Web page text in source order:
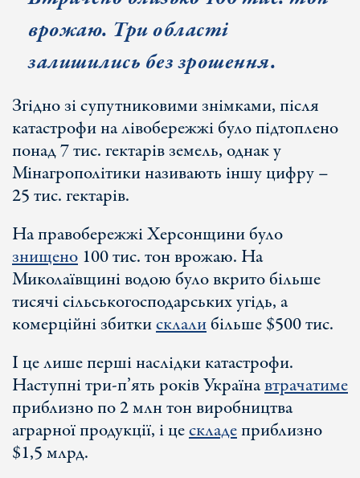
врожаю. Три області
залишились без зрошення.
Згідно зі супутниковими знімками, після
катастрофи на лівобережжі було підтоплено
понад 7 тис. гектарів земель, однак у
Мінагрополітики називають іншу цифру –
25 тис. гектарів.
На правобережжі Херсонщини було
знищено 100 тис. тон врожаю. На
Миколаївщині водою було вкрито більше
тисячі сільськогосподарських угідь, а
комерційні збиткисклалибільше $500 тис.
І це лише перші наслідки катастрофи.
Наступні три-п’ять років Українавтрачатиме
приблизно по 2 млн тон виробництва
аграрної продукції, і цескладеприблизно
$1,5 млрд.